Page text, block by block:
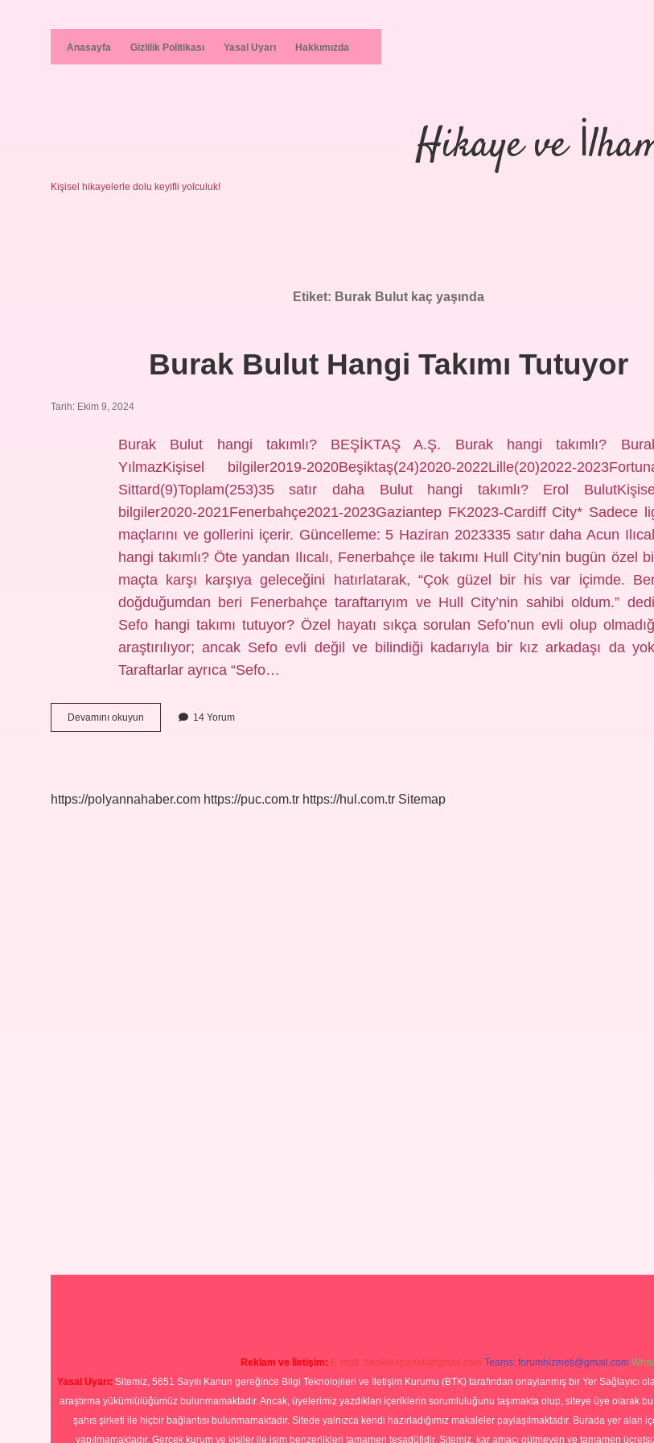
Anasayfa Gizlilik Politikası Yasal Uyarı Hakkımızda
Hikaye ve
Kişisel hikayelerle dolu keyifli yolculuk!
Etiket: Burak Bulut kaç yaşında
Burak Bulut Hangi Takımı Tutuyor
Tarih: Ekim 9, 2024
Burak Bulut hangi takımlı? BEŞİKTAŞ A.Ş. Burak hangi takımlı?
YılmazKişisel bilgiler2019-2020Beşiktaş(24)2020-2022Lille(20)2022-
Sittard(9)Toplam(253)35 satır daha Bulut hangi takımlı? Erol
bilgiler2020-2021Fenerbahçe2021-2023Gaziantep FK2023-Cardiff City* Sadece
maçlarını ve gollerini içerir. Güncelleme: 5 Haziran 2023335 satır daha Acun
hangi takımlı? Öte yandan Ilıcalı, Fenerbahçe ile takımı Hull City’nin bugün özel
maçta karşı karşıya geleceğini hatırlatarak, “Çok güzel bir his var içimde.
doğduğumdan beri Fenerbahçe taraftarıyım ve Hull City’nin sahibi oldum.”
Sefo hangi takımı tutuyor? Özel hayatı sıkça sorulan Sefo’nun evli olup
araştırılıyor; ancak Sefo evli değil ve bilindiği kadarıyla bir kız arkadaşı da
Taraftarlar ayrıca “Sefo…
Devamını okuyun
Bulut
14 Yorum
https://polyannahaber.com https://puc.com.tr https://hul.com.tr Sitemap
Reklam ve İletişim: E-mail: backlinkpaneli@gmail.com Teams: forumhizmeti@gmail.com
Yasal Uyarı: Sitemiz, 5651 Sayılı Kanun gereğince Bilgi Teknolojileri ve İletişim Kurumu (BTK) tarafından onaylanmış bir Yer
araştırma yükümlülüğümüz bulunmamaktadır. Ancak, üyelerimiz yazdıkları içeriklerin sorumluluğunu taşımakta olup, siteye üye olarak
şahıs şirketi ile hiçbir bağlantısı bulunmamaktadır. Sitede yalnızca kendi hazırladığımız makaleler paylaşılmaktadır. Burada yer
yapılmamaktadır. Gerçek kurum ve kişiler ile isim benzerlikleri tamamen tesadüfidir. Sitemiz, kar amacı gütmeyen ve tamamen